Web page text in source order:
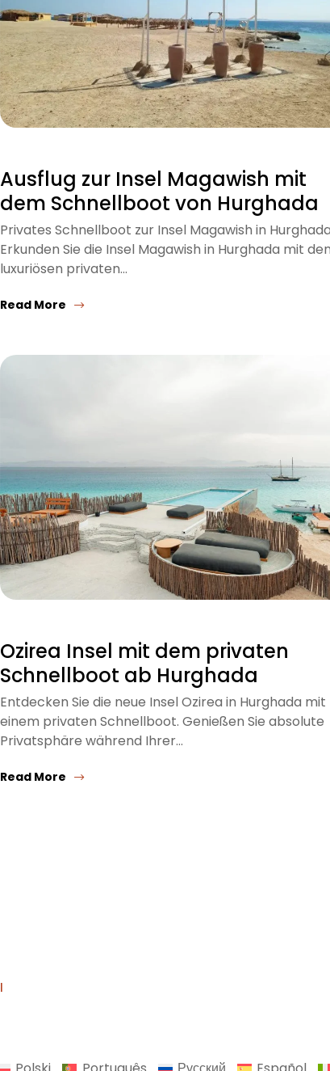
Ausflug zur Insel Magawish mit
dem Schnellboot von Hurghada
Privates Schnellboot zur Insel Magawish in
Erkunden Sie die Insel Magawish in Hurghada mit
luxuriösen privaten…
Read More
Ozirea Insel mit dem privaten
Schnellboot ab Hurghada
Entdecken Sie die neue Insel Ozirea in Hurghada mit
einem privaten Schnellboot. Genießen Sie absolute
Privatsphäre während Ihrer…
Read More